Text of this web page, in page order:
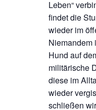
Leben“
findet die
wieder im
Niemandem
Hund auf
militärische
diese im
wieder
schließen